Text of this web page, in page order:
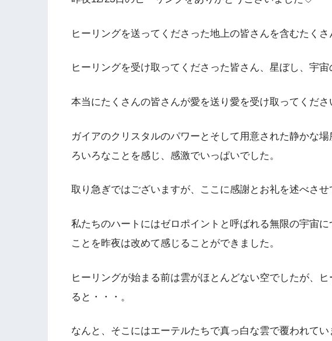
ヒーリングを送ってくださった地上の皆さんを含むたく
ヒーリングを受け取ってくださった皆さん、星ぼし、宇宙
本当にたくさんの皆さんが愛を送り愛を受け取ってくださ
ガイアのクリスタルのパワーとそして用意された静かな
ろいろなことを感じ、感激でいっぱいでした。
取り急ぎではございますが、ここに感謝とお礼を述べさせ
私たちのハートにはゼロポイントと呼ばれる無限の宇宙
ことを昨夜は改めて感じることができました。
ヒーリングが始まる前は雲がほとんどない空でしたが、
ると・・・。
なんと、そこにはエーテルたちで真っ白な雲で覆われてい